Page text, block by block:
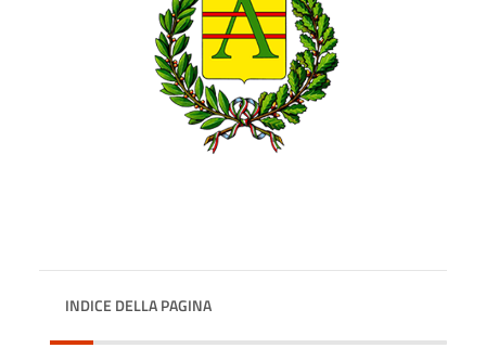
INDICE DELLA PAGINA